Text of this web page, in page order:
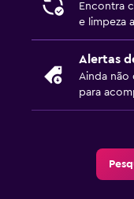
Encontra
e limpeza
Alertas
Ainda não
para